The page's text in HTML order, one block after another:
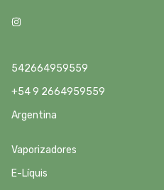
542664959559
+54 9 2664959559
Argentina
Vaporizadores
E-Líquis